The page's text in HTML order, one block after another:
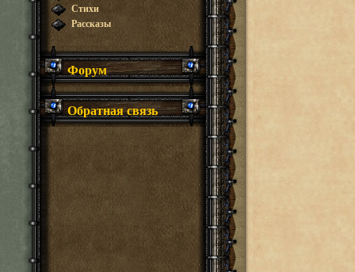
Стихи
Рассказы
Форум
Обратная связь